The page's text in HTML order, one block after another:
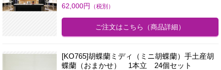
62,000円 （税別）
ご注文はこちら （商品詳細）
[KO765]胡蝶蘭ミディ（ミニ胡蝶蘭）手土産胡
蝶蘭（おまかせ） 1本立 24個セット